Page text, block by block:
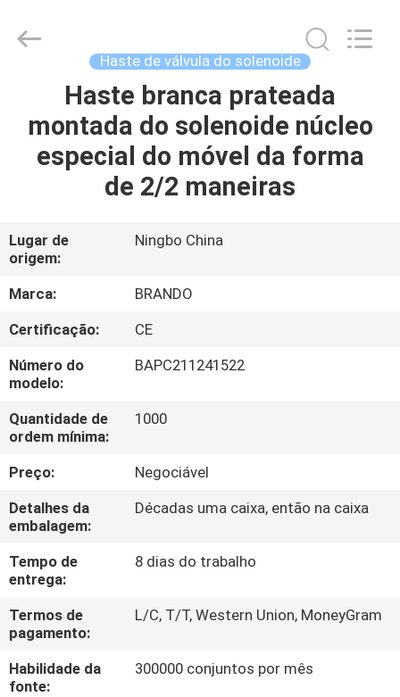
CASA
PRODUTOS
SOBRE
NÓS
VISITA
À
FÁBRICA
CONTROLE
DE
QUALIDADE
CONTACTE-
NOS
SOLICITE UM
ORÇAMENTO
Hardware
Haste de válvula do solenoide
Haste branca prateada
montada do solenoide núcleo
especial do móvel da forma
de 2/2 maneiras
Lugar de
origem:
Ningbo China
Marca:
BRANDO
Certificação:
CE
Número do
modelo:
BAPC211241522
Quantidade de
ordem mínima:
1000
Preço:
Negociável
Detalhes da
embalagem:
Décadas uma caixa, então na caixa
Tempo de
entrega:
8 dias do trabalho
Termos de
pagamento:
L/C, T/T, Western Union, MoneyGram
Habilidade da
fonte:
300000 conjuntos por mês